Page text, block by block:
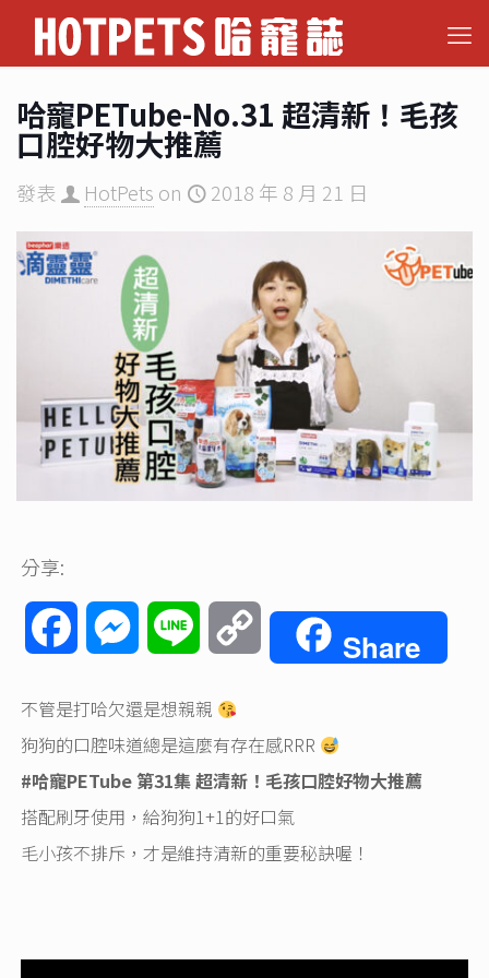
哈寵PETube-No.31 超清新！毛孩
口腔好物大推薦
發表 HotPets on 2018 年 8 月 21 日
分享:
FacebookMessenger
Line
Copy
Share
不管是打哈欠還是想親親
狗狗的口腔味道總是這麼有存在感RRR
#哈寵PETube第31集 超清新！毛孩口腔好物大推薦
搭配刷牙使用，給狗狗1+1的好口氣
毛小孩不排斥，才是維持清新的重要秘訣喔！